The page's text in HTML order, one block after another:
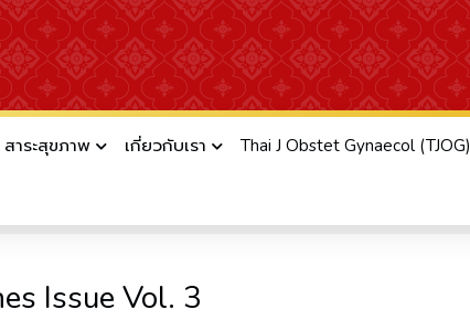
สาระสุขภาพ เกี่ยวกับเรา Thai J Obstet Gynaecol (TJOG)
Clinical Practice Guideline)
Issue Vol. 3